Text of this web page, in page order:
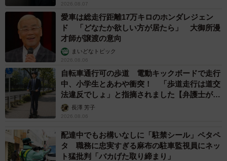
2026.08.07
愛車は総走行距離17万キロのホンダレジェン
ド 「どなたか欲しい方が居たら」 大御所漫
才師が譲渡の意向
まいどなトピック
2026.08.06
自転車通行可の歩道 電動キックボードで走行
中、小学生とあわや衝突！ 「歩道走行は道交
法違反でしょ」と指摘されました【弁護士が解
説】長澤 芳子
2026.08.06
配達中でもお構いなしに「駐禁シール」ペタペ
タ 職務に忠実すぎる麻布の駐車監視員にネッ
ト猛批判「バカげた取り締まり」